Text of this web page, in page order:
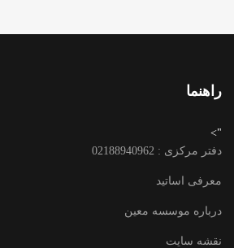
راهنما
">
دفتر مرکزی : 02188940962
معرفی اساتید
درباره موسسه معین
نقشه سایت